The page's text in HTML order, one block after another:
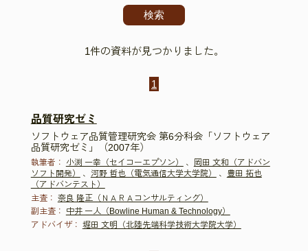
1件の資料が見つかりました。
1
品質研究ゼミ
ソフトウェア品質管理研究会 第6分科会「ソフトウェア
品質研究ゼミ」（2007年）
執筆者： 小渕 一幸（セイコーエプソン） 、
岡田 文和（アドバン
ソフト開発）
、 河野 哲也（電気通信大学大学院） 、 豊田 拓也
（アドバンテスト）
主査： 奈良 隆正（ＮＡＲＡコンサルティング）
副主査：
中井 一人（Bowline Human & Technology）
アドバイザ： 堀田 文明（北陸先端科学技術大学院大学）